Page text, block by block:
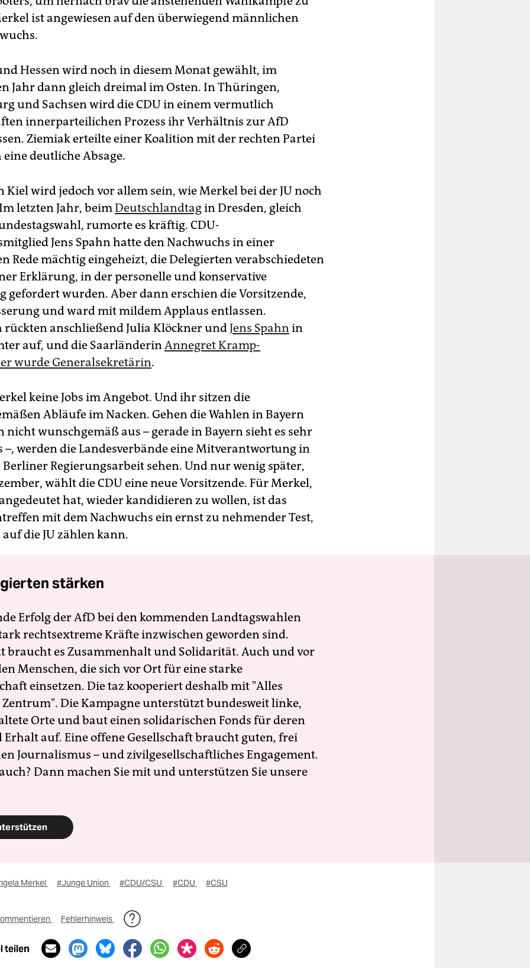
ist angewiesen auf den überwiegend männlichen
Hessen wird noch in diesem Monat gewählt, im
Jahr dann gleich dreimal im Osten. In Thüringen,
und Sachsen wird die CDU in einem vermutlich
innerparteilichen Prozess ihr Verhältnis zur AfD
Ziemiak erteilte einer Koalition mit der rechten Partei
deutliche Absage.
Kiel wird jedoch vor allem sein, wie Merkel bei der JU noch
letzten Jahr, beimDeutschlandtagin Dresden, gleich
rumorte es kräftig. CDU-
Jens Spahn hatte den Nachwuchs in einer
Rede mächtig eingeheizt, die Delegierten verabschiedeten
Erklärung, in der personelle und konservative
gefordert wurden. Aber dann erschien die Vorsitzende,
und ward mit mildem Applaus entlassen.
rückten anschließend Julia Klöckner undJens Spahnin
auf, und die SaarländerinAnnegret Kramp-
wurde Generalsekretärin.
keine Jobs im Angebot. Und ihr sitzen die
Abläufe im Nacken. Gehen die Wahlen in Bayern
nicht wunschgemäß aus – gerade in Bayern sieht es sehr
–, werden die Landesverbände eine Mitverantwortung in
Regierungsarbeit sehen. Und nur wenig später,
wählt die CDU eine neue Vorsitzende. Für Merkel,
hat, wieder kandidieren zu wollen, ist das
mit dem Nachwuchs ein ernst zu nehmender Test,
auf die JU zählen kann.
stärken
Erfolg der AfD bei den kommenden Landtagswahlen
rechtsextreme Kräfte inzwischen geworden sind.
braucht es Zusammenhalt und Solidarität. Auch und vor
Menschen, die sich vor Ort für eine starke
einsetzen. Die taz kooperiert deshalb mit "Alles
Die Kampagne unterstützt bundesweit linke,
Orte und baut einen solidarischen Fonds für deren
Erhalt auf. Eine offene Gesellschaft braucht guten, frei
Journalismus – und zivilgesellschaftliches Engagement.
Dann machen Sie mit und unterstützen Sie unsere
Merkel #Junge Union #CDU/CSU #CDU #CSU
Fehlerhinweis
teilen